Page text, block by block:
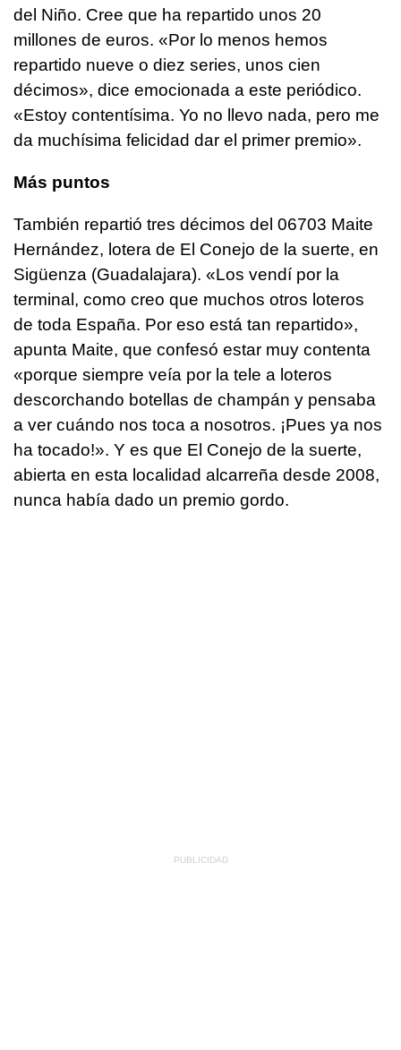
del Niño. Cree que ha repartido unos 20
millones de euros. «Por lo menos hemos
repartido nueve o diez series, unos cien
décimos», dice emocionada a este periódico.
«Estoy contentísima. Yo no llevo nada, pero me
da muchísima felicidad dar el primer premio».
Más puntos
También repartió tres décimos del 06703 Maite
Hernández, lotera de El Conejo de la suerte, en
Sigüenza (Guadalajara). «Los vendí por la
terminal, como creo que muchos otros loteros
de toda España. Por eso está tan repartido»,
apunta Maite, que confesó estar muy contenta
«porque siempre veía por la tele a loteros
descorchando botellas de champán y pensaba
a ver cuándo nos toca a nosotros. ¡Pues ya nos
ha tocado!». Y es que El Conejo de la suerte,
abierta en esta localidad alcarreña desde 2008,
nunca había dado un premio gordo.